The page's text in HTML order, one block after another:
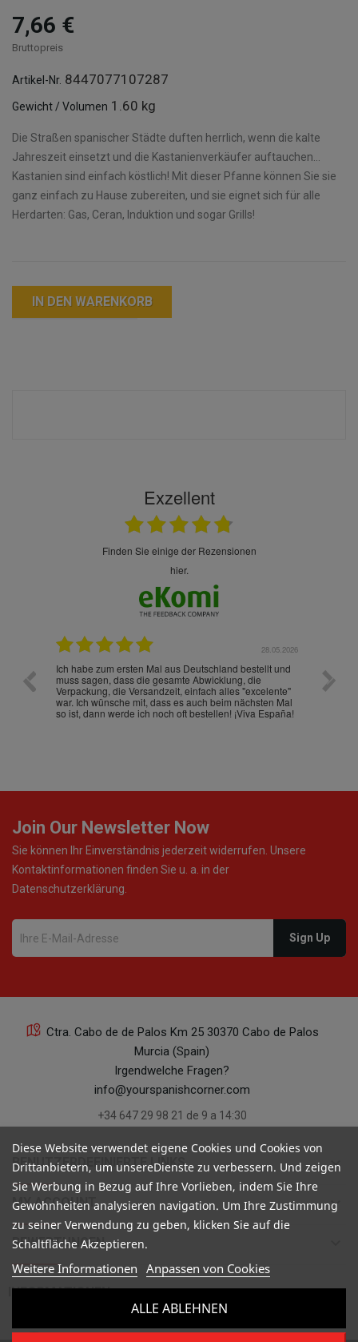
7,66 €
Bruttopreis
Artikel-Nr. 8447077107287
Gewicht / Volumen 1.60 kg
Die Straßen spanischer Städte duften herrlich, wenn die kalte
Jahreszeit einsetzt und die Kastanienverkäufer auftauchen…
Kastanien sind einfach köstlich! Mit dieser Pfanne können Sie sie
ganz einfach zu Hause zubereiten, und sie eignet sich für alle
Herdarten: Gas, Ceran, Induktion und sogar Grills!
IN DEN WARENKORB
Exzellent
finden Sie einige der Rezensionen
hier.
28.05.2026
Ich habe zum ersten Mal aus Deutschland bestellt und
muss sagen, dass die gesamte Abwicklung, die
Verpackung, die Versandzeit, einfach alles "excelente"
war. Ich wünsche mit, dass es auch beim nächsten Mal
so ist, dann werde ich noch oft bestellen! ¡Viva España!
Die
gut
ist
Join Our Newsletter Now
Sie können Ihr Einverständnis jederzeit widerrufen. Unsere
Kontaktinformationen finden Sie u. a. in der
Datenschutzerklärung.
Ctra. Cabo de de Palos Km 25 30370 Cabo de Palos
Murcia (Spain)
Irgendwelche Fragen?
info@yourspanishcorner.com
+34 647 29 98 21 de 9 a 14:30
BENUTZERDEFINIERTE LINKS keyboard_arrow_down
MY ACCOUNT keyboard_arrow_down
BEWERTUNGEN
INFORMATIONEN 
Diese Website verwendet eigene Cookies und Cookies von
Drittanbietern, um unsereDienste zu verbessern. Und zeigen
Sie Werbung in Bezug auf Ihre Vorlieben, indem Sie Ihre
Gewohnheiten analysieren navigation. Um Ihre Zustimmung
zu seiner Verwendung zu geben, klicken Sie auf die
Schaltfläche Akzeptieren.
Weitere Informationen Anpassen von Cookies
ALLE ABLEHNEN